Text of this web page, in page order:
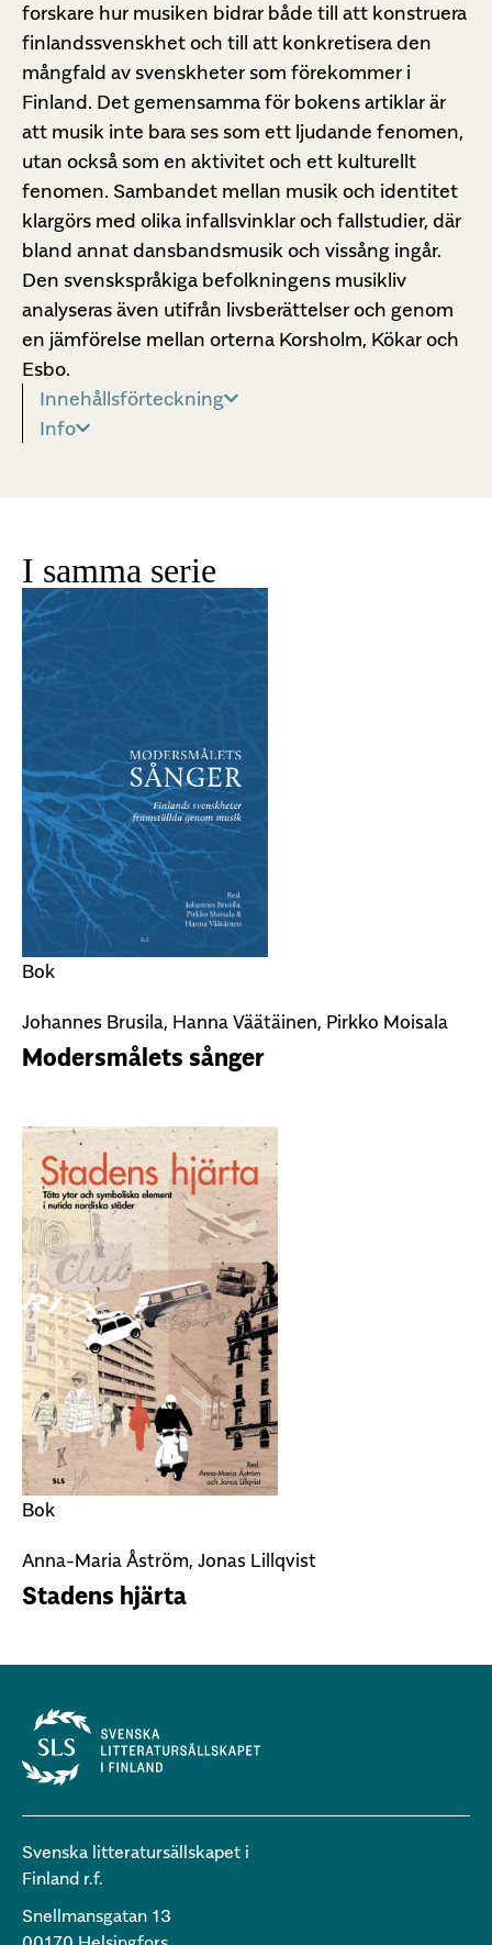
forskare hur musiken bidrar både till att konstruera
finlandssvenskhet och till att konkretisera den
mångfald av svenskheter som förekommer i
Finland. Det gemensamma för bokens artiklar är
att musik inte bara ses som ett ljudande fenomen,
utan också som en aktivitet och ett kulturellt
fenomen. Sambandet mellan musik och identitet
klargörs med olika infallsvinklar och fallstudier, där
bland annat dansbandsmusik och vissång ingår.
Den svenskspråkiga befolkningens musikliv
analyseras även utifrån livsberättelser och genom
en jämförelse mellan orterna Korsholm, Kökar och
Esbo.
Innehållsförteckning
Info
I samma serie
Bok
Johannes Brusila, Hanna Väätäinen, Pirkko Moisala
Modersmålets sånger
Bok
Anna-Maria Åström, Jonas Lillqvist
Stadens hjärta
Svenska litteratursällskapet i
Finland r.f.
Snellmansgatan 13